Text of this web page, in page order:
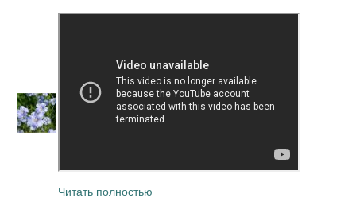
Читать полностью